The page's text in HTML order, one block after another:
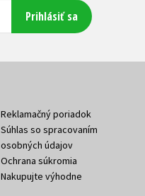
Prihlásiť sa
Reklamačný poriadok
Súhlas so spracovaním
osobných údajov
Ochrana súkromia
Nakupujte výhodne